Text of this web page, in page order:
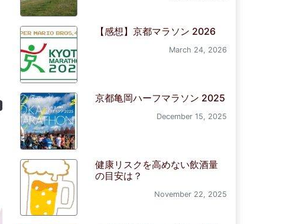
【感想】京都マラソン 2026
March 24, 2026
京都亀岡ハーフマラソン 2025
December 15, 2025
健康リスクを高めない飲酒量
の目安は？
November 22, 2025